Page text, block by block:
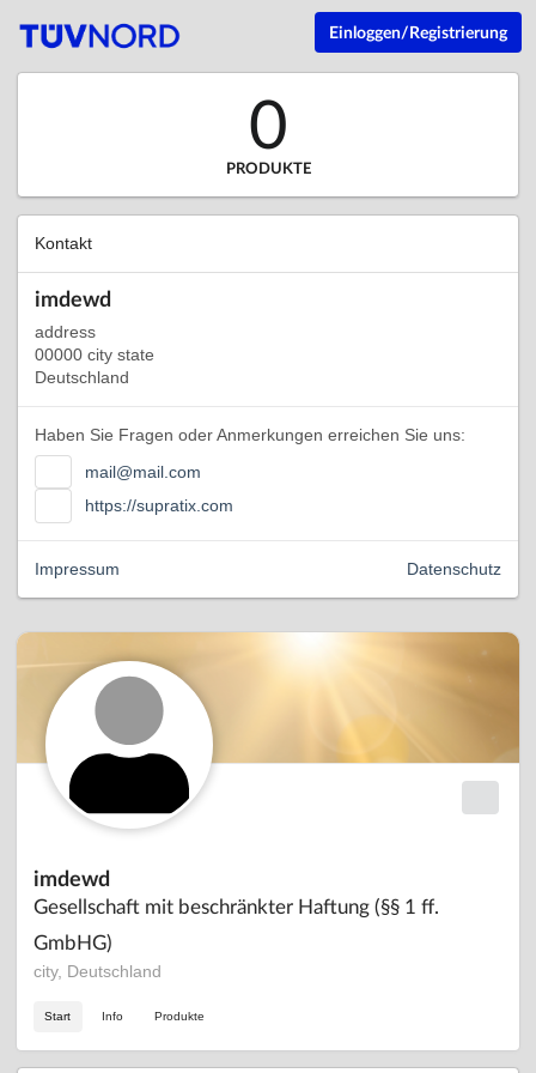
Einloggen/Registrierung
imdewd
Gesellschaft mit beschränkter Haftung (§§ 1 ff.
GmbHG)
city, Deutschland
Start Info Produkte
0
PRODUKTE
Kontakt
imdewd
address
00000 city state
Deutschland
Haben Sie Fragen oder Anmerkungen erreichen Sie uns:
mail@mail.com
https://supratix.com
Datenschutz
Impressum